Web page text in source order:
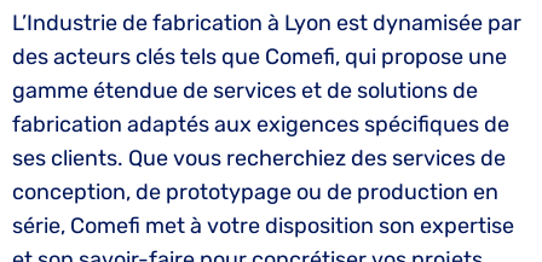
L’Industrie de fabrication à Lyon est dynamisée par
des acteurs clés tels que Comefi, qui propose une
gamme étendue de services et de solutions de
fabrication adaptés aux exigences spécifiques de
ses clients. Que vous recherchiez des services de
conception, de prototypage ou de production en
série, Comefi met à votre disposition son expertise